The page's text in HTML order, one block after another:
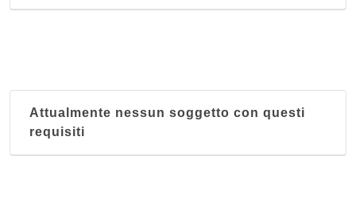
Attualmente nessun soggetto con questi
requisiti